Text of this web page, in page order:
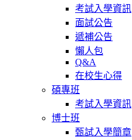
考試入學資訊
面試公告
遞補公告
懶人包
Q&A
在校生心得
碩專班
考試入學資訊
博士班
甄試入學簡章